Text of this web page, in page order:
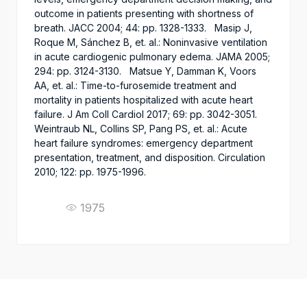
outcome in patients presenting with shortness of
breath. JACC 2004; 44: pp. 1328-1333. Masip J,
Roque M, Sánchez B, et. al.: Noninvasive ventilation
in acute cardiogenic pulmonary edema. JAMA 2005;
294: pp. 3124-3130. Matsue Y, Damman K, Voors
AA, et. al.: Time-to-furosemide treatment and
mortality in patients hospitalized with acute heart
failure. J Am Coll Cardiol 2017; 69: pp. 3042-3051.
Weintraub NL, Collins SP, Pang PS, et. al.: Acute
heart failure syndromes: emergency department
presentation, treatment, and disposition. Circulation
2010; 122: pp. 1975-1996.
1975